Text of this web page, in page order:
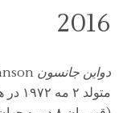
2016
دواین جانسون